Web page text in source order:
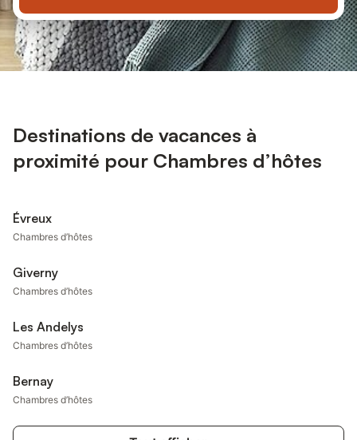
Destinations de vacances à
proximité pour Chambres d’hôtes
Évreux
Chambres d’hôtes
Giverny
Chambres d’hôtes
Les Andelys
Chambres d’hôtes
Bernay
Chambres d’hôtes